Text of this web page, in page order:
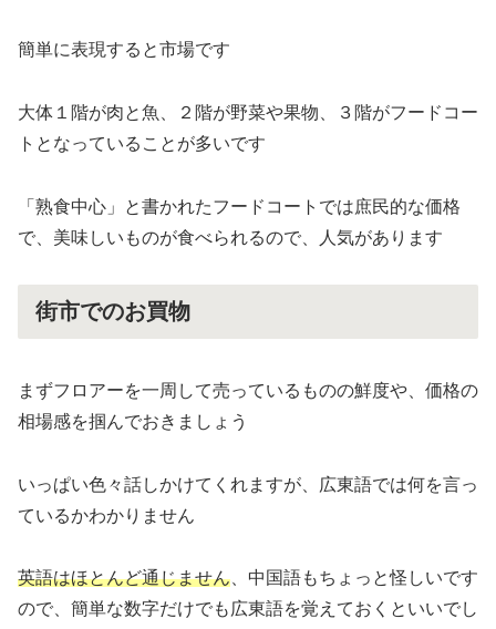
簡単に表現すると市場です
大体１階が肉と魚、２階が野菜や果物、３階がフードコー
トとなっていることが多いです
「熟食中心」と書かれたフードコートでは庶民的な価格
で、美味しいものが食べられるので、人気があります
街市でのお買物
まずフロアーを一周して売っているものの鮮度や、価格の
相場感を掴んでおきましょう
いっぱい色々話しかけてくれますが、広東語では何を言っ
ているかわかりません
英語はほとんど通じません 、中国語もちょっと怪しいです
ので、簡単な数字だけでも広東語を覚えておくといいでし